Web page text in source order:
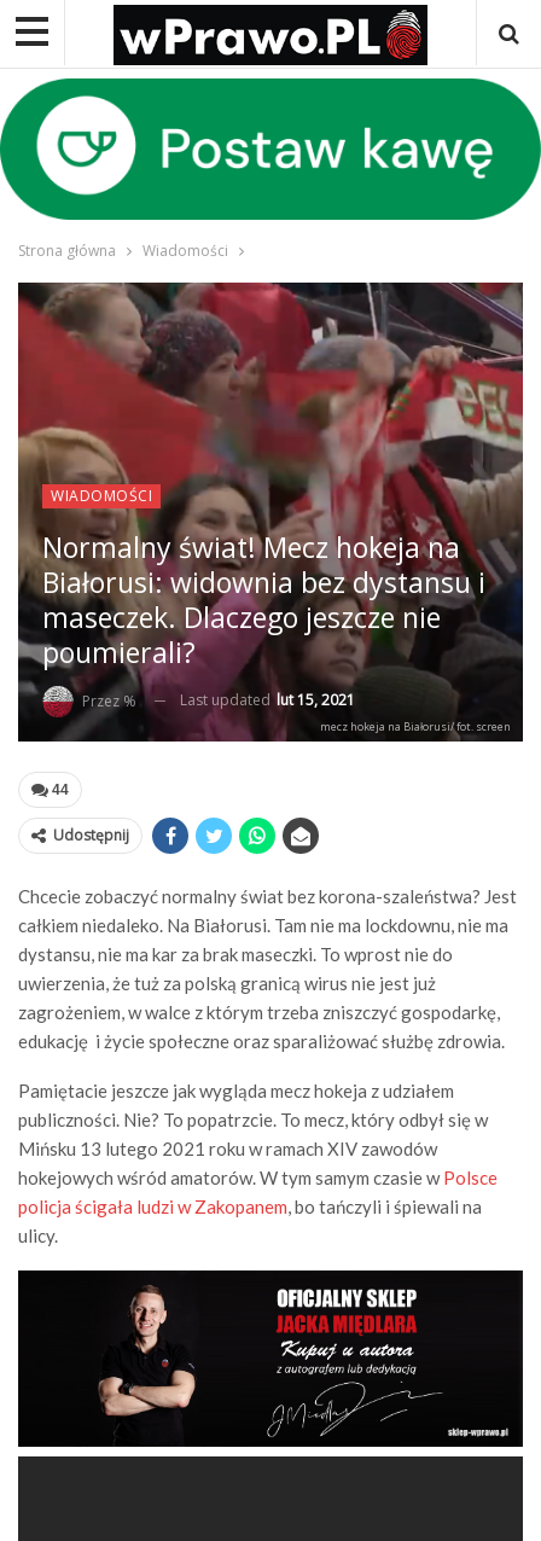
Strona główna Wiadomości
WIADOMOŚCI
Normalny świat! Mecz hokeja na
Białorusi: widownia bez dystansu i
maseczek. Dlaczego jeszcze nie
poumierali?
Przez % Last updated lut 15, 2021
mecz hokeja na Białorusi/ fot. screen
44
Udostępnij
Chcecie zobaczyć normalny świat bez korona-szaleństwa? Jest
całkiem niedaleko. Na Białorusi. Tam nie ma lockdownu, nie ma
dystansu, nie ma kar za brak maseczki. To wprost nie do
uwierzenia, że tuż za polską granicą wirus nie jest już
zagrożeniem, w walce z którym trzeba zniszczyć gospodarkę,
edukację i życie społeczne oraz sparaliżować służbę zdrowia.
Pamiętacie jeszcze jak wygląda mecz hokeja z udziałem
publiczności. Nie? To popatrzcie. To mecz, który odbył się w
Mińsku 13 lutego 2021 roku w ramach XIV zawodów
hokejowych wśród amatorów. W tym samym czasie wPolsce
policja ścigała ludzi w Zakopanem, bo tańczyli i śpiewali na
ulicy.